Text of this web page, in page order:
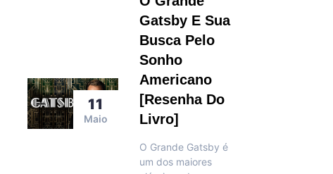
11
Maio
Gatsby E Sua
Busca Pelo
Sonho
Americano
[resenha Do
Livro]
O Grande Gatsby é
um dos maiores